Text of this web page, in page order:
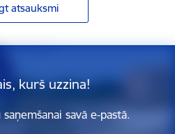
atsauksmi
kurš uzzina!
savā e-pastā.